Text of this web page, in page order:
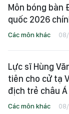
Môn bóng bàn
quốc 2026
Các môn khác
Lực sĩ Hùng
tiên cho cử tạ
địch trẻ châu
Các môn khác